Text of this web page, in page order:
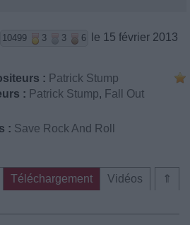
10499 3 3 6
le 15 février 2013
: Patrick Stump
: Patrick Stump, Fall Out
: Save Rock And Roll
⇑
Téléchargement
Vidéos